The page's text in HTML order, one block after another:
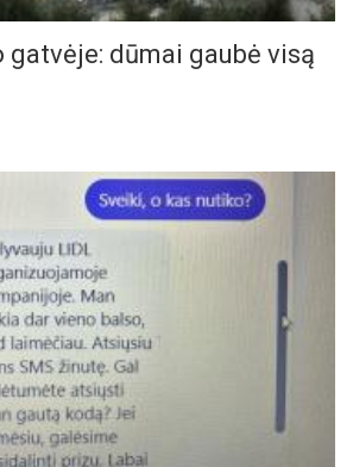
gatvėje: dūmai gaubė visą